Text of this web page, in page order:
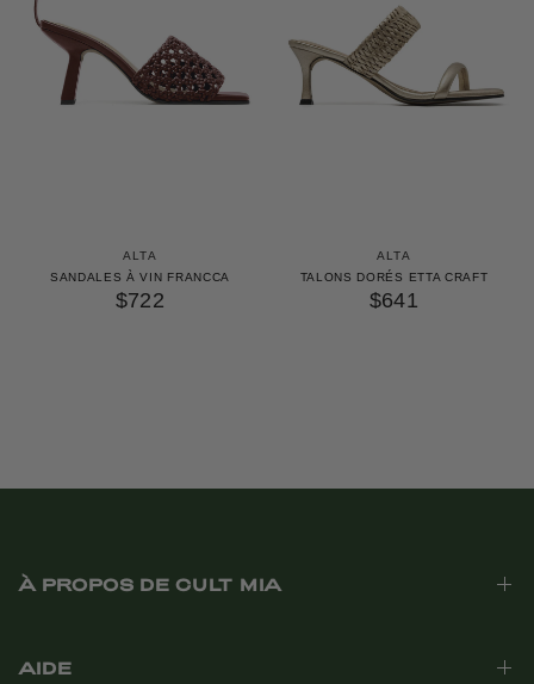
ALTA
SANDALES À VIN FRANCCA
$722
ALTA
TALONS DORÉS ETTA CRAFT
$641
À PROPOS DE CULT MIA
AIDE